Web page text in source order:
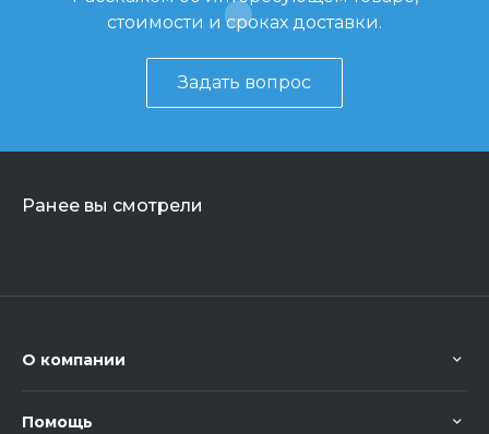
стоимости и сроках доставки.
Задать вопрос
Ранее вы смотрели
О компании
Помощь